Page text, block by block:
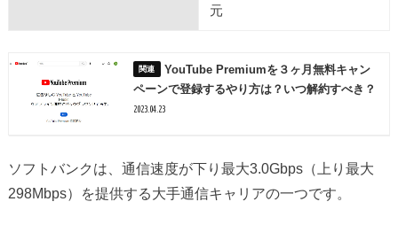
元
YouTube Premiumを３ヶ月無料キャン
ペーンで登録するやり方は？いつ解約すべき？
2023.04.23
ソフトバンクは、通信速度が下り最大3.0Gbps（上り最大
298Mbps）を提供する大手通信キャリアの一つです。